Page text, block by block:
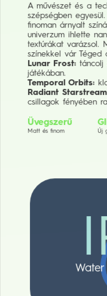
A művészet és a
szépségben
finoman árnyalt
univerzum ihlette
textúrákat varázsol.
színekkel vár Téged
Lunar Frost: táncolj
játékában.
Temporal Orbits:
Radiant
csillagok fényében
Üvegszerű
Matt és finom Új
Magic Skin 2.0:A
tartósabb. 25%-kal
érzését biztosítja.
Fényes matt bőr
Vizuális feljavítás
Nulla
Káros anyag